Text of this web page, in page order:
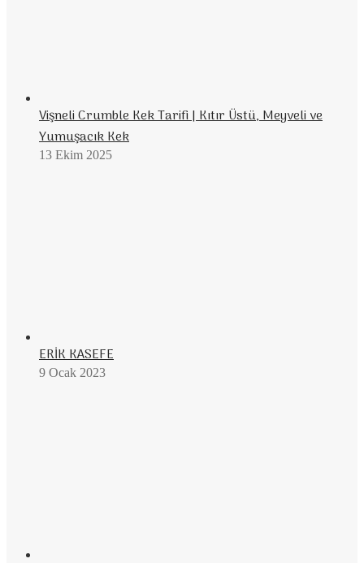
Vişneli Crumble Kek Tarifi | Kıtır Üstü, Meyveli ve
Yumuşacık Kek
13 Ekim 2025
ERİK KASEFE
9 Ocak 2023